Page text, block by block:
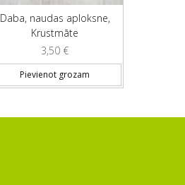
Daba, naudas aploksne,
Krustmāte
3,50 €
Pievienot grozam